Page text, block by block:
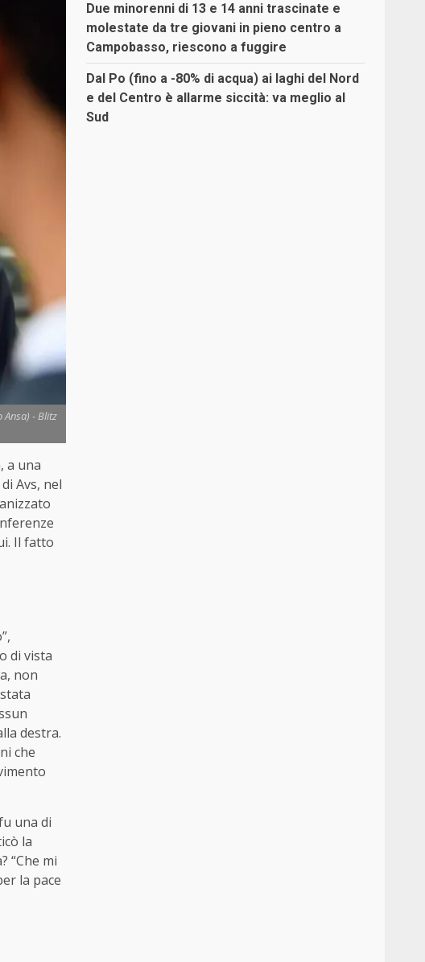
- Blitz
a una
Avs, nel
Il fatto
di vista
non
destra.
che
una di
la
“Che mi
la pace
Due minorenni di 13 e 14 anni trascinate e
molestate da tre giovani in pieno centro a
Campobasso, riescono a fuggire
Dal Po (fino a -80% di acqua) ai laghi del Nord
e del Centro è allarme siccità: va meglio al
Sud